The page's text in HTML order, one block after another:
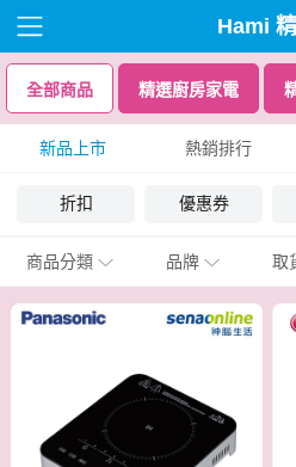
Hami
全部商品 精選廚房家電
新品上市 熱銷排行
折扣 優惠券
商品分類 品牌 取